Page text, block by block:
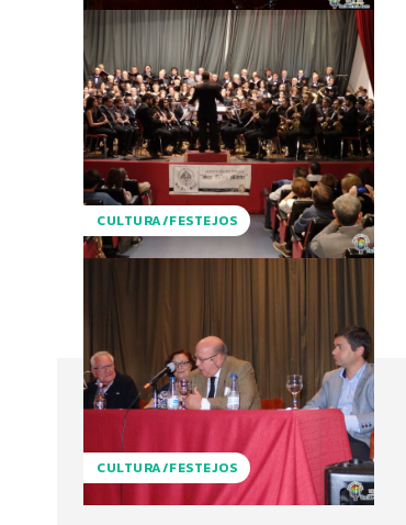
CULTURA/FESTEJOS
CULTURA/FESTEJOS